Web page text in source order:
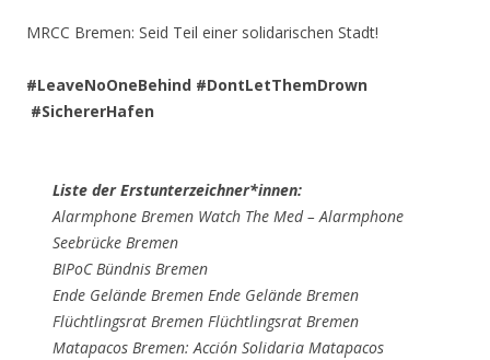
MRCC Bremen: Seid Teil einer solidarischen Stadt!
#LeaveNoOneBehind #DontLetThemDrown
#SichererHafen
Liste der Erstunterzeichner*innen:
Alarmphone Bremen Watch The Med – Alarmphone
Seebrücke Bremen
BIPoC Bündnis Bremen
Ende Gelände Bremen Ende Gelände Bremen
Flüchtlingsrat Bremen Flüchtlingsrat Bremen
Matapacos Bremen: Acción Solidaria Matapacos